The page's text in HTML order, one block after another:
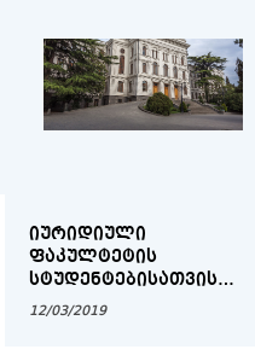
ᲘᲣᲠᲘᲓᲘᲣᲚᲘ
ᲤᲐᲙᲣᲚᲢᲔᲢᲘᲡ
ᲡᲢᲣᲓᲔᲜᲢᲔᲑᲘᲡᲐᲗᲕᲘᲡ
2018-2019 ᲡᲐᲡᲬᲐᲕᲚᲝ
12/03/2019